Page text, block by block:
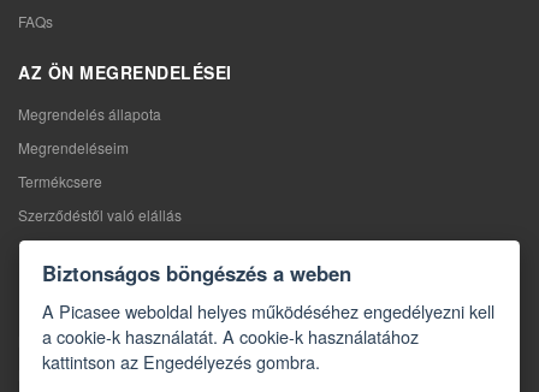
FAQs
AZ ÖN MEGRENDELÉSEI
Megrendelés állapota
Megrendeléseim
Termékcsere
Szerződéstől való elállás
Reklamáció
KAPCSOLAT
Kapcsolat
Kapcsolatfelvételi űrlap
Biztonságos böngészés a weben
A Picasee weboldal helyes működéséhez engedélyezni kell
a cookie-k használatát. A cookie-k használatához
kattintson az Engedélyezés gombra.